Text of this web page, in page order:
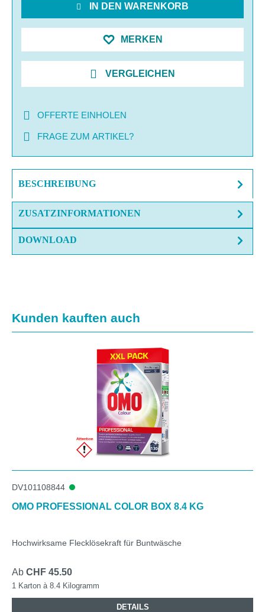
IN DEN WARENKORB
MERKEN
VERGLEICHEN
OFFERTE EINHOLEN
FRAGE ZUM ARTIKEL?
BESCHREIBUNG
ZUSATZINFORMATIONEN
DOWNLOAD
Produktgalerie überspringen
Kunden kauften auch
DV101108844
OMO PROFESSIONAL COLOR BOX 8.4 KG
Hochwirksame Flecklösekraft für Buntwäsche
Ab CHF 45.50
1 Karton à 8.4 Kilogramm
DETAILS